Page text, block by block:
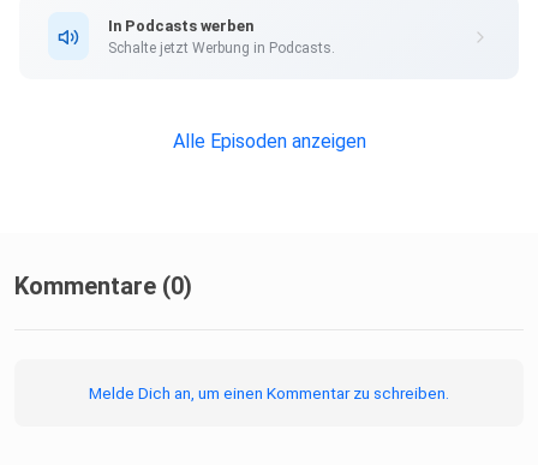
In Podcasts werben
Schalte jetzt Werbung in Podcasts.
Alle Episoden anzeigen
Kommentare (0)
Melde Dich an, um einen Kommentar zu schreiben.